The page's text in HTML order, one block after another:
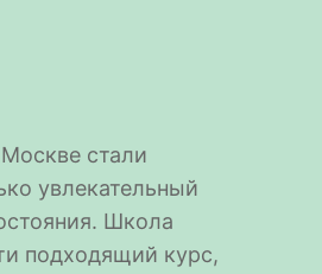
стали
увлекательный
Школа
подходящий курс,